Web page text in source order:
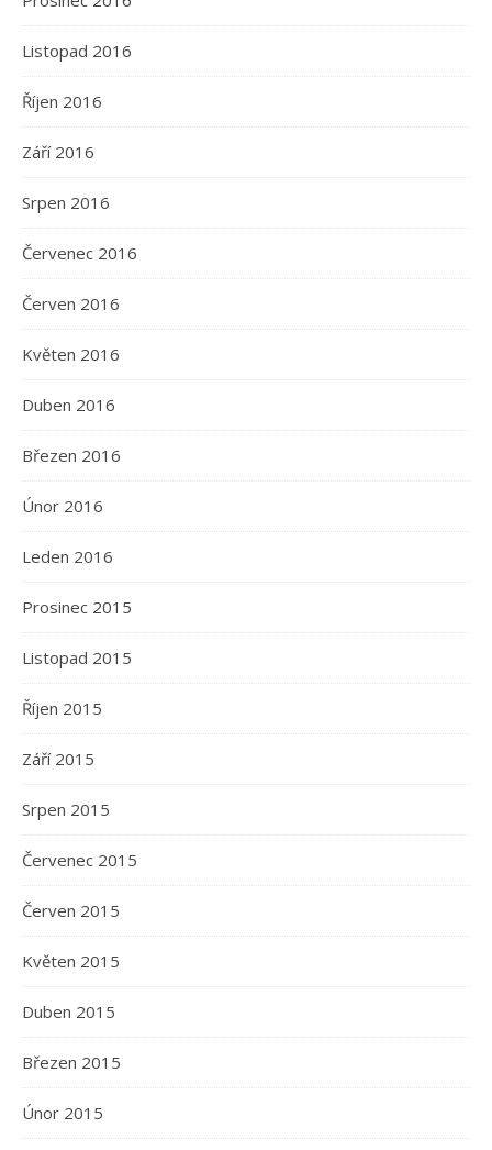
Listopad 2016
Říjen 2016
Září 2016
Srpen 2016
Červenec 2016
Červen 2016
Květen 2016
Duben 2016
Březen 2016
Únor 2016
Leden 2016
Prosinec 2015
Listopad 2015
Říjen 2015
Září 2015
Srpen 2015
Červenec 2015
Červen 2015
Květen 2015
Duben 2015
Březen 2015
Únor 2015